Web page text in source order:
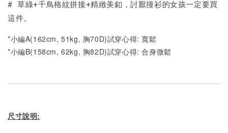
# 草綠+千鳥格紋拼接+精緻美釦，討厭撞衫的女孩一定要買
這件。
*小編A(162cm, 51kg, 胸70D)試穿心得: 寬鬆
*小編B(158cm, 62kg, 胸82D)試穿心得: 合身微鬆
尺寸說明: